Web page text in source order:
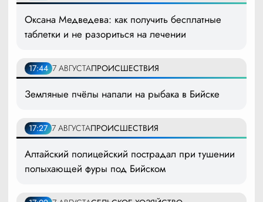
Оксана Медведева: как получить бесплатные
таблетки и не разориться на лечении
17:44 7 АВГУСТАПРОИСШЕСТВИЯ
Земляные пчёлы напали на рыбака в Бийске
17:27 7 АВГУСТАПРОИСШЕСТВИЯ
Алтайский полицейский пострадал при тушении
полыхающей фуры под Бийском